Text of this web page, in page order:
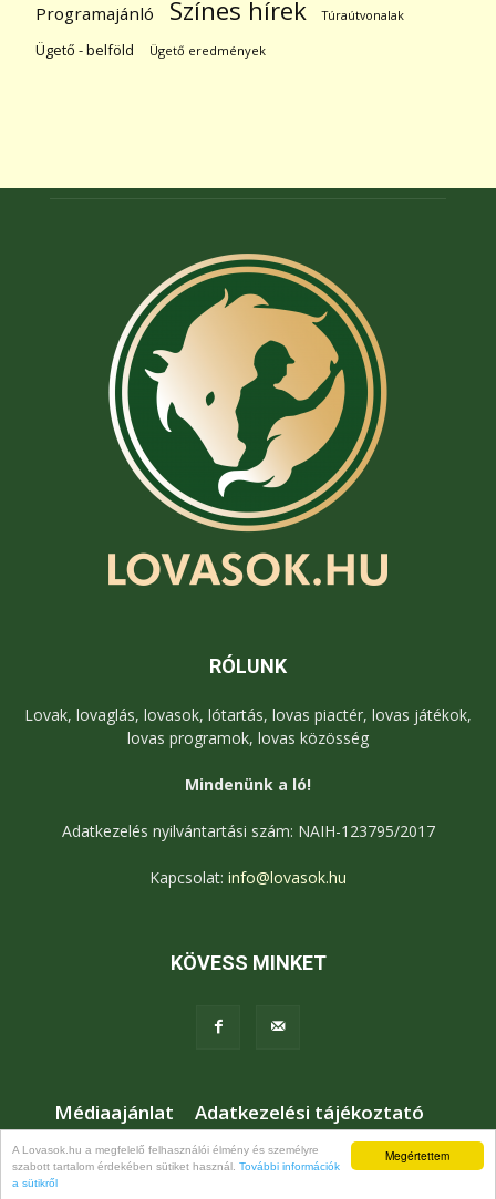
Megértettem
A Lovasok.hu a megfelelő felhasználói élmény és személyre
szabott tartalom érdekében sütiket használ. További információk
a sütikről
Programajánló Színes hírek Túraútvonalak
Ügető - belföld Ügető eredmények
RÓLUNK
Lovak, lovaglás, lovasok, lótartás, lovas piactér, lovas játékok,
lovas programok, lovas közösség
Mindenünk a ló!
Adatkezelés nyilvántartási szám: NAIH-123795/2017
Kapcsolat: info@lovasok.hu
KÖVESS MINKET
Médiaajánlat
Adatkezelési tájékoztató
Jogi nyilatkozat
Karrier Kapcsolat
© Lovasok.hu